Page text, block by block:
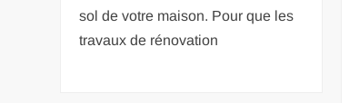
sol de votre maison. Pour que les
travaux de rénovation